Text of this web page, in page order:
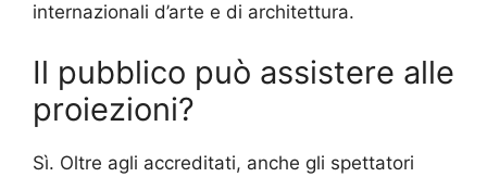
internazionali d’arte e di architettura.
Il pubblico può assistere alle
proiezioni?
Sì. Oltre agli accreditati, anche gli spettatori